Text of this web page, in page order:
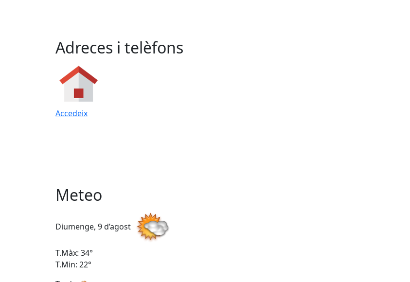
Adreces i telèfons
Accedeix
Meteo
Diumenge, 9 d’agost
T.Màx: 34°
T.Min: 22°